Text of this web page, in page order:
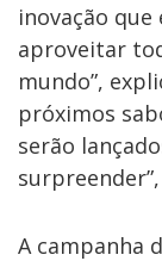
inovação que
aproveitar
mundo”,
próximos
serão
A campanha